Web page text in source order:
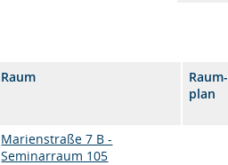
Raum
Raum-
plan
Marienstraße 7 B -
Seminarraum 105